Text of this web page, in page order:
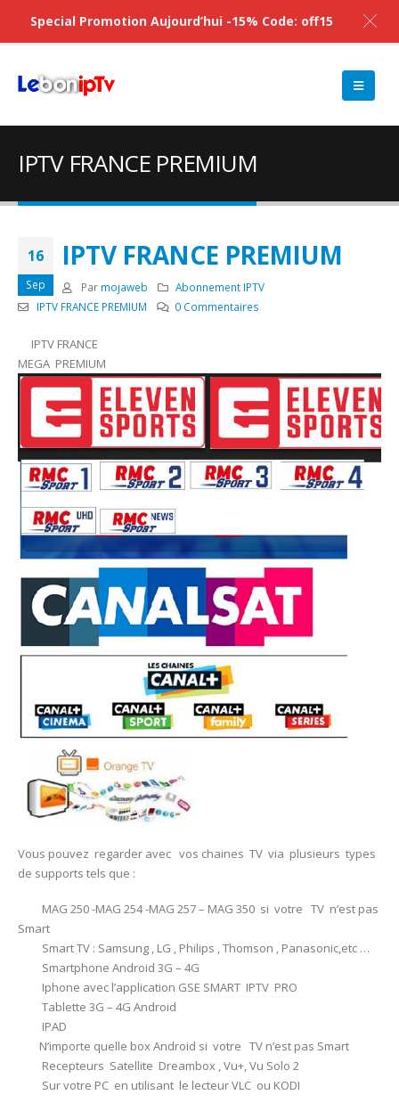
IPTV FRANCE PREMIUM
16
Sep
IPTV FRANCE PREMIUM
Par mojaweb
Abonnement IPTV
IPTV FRANCE PREMIUM
0 Commentaires
IPTV FRANCE
MEGA PREMIUM
Vous pouvez regarder avec vos chaines TV via plusieurs types
de supports tels que :
MAG 250 -MAG 254 -MAG 257 – MAG 350 si votre TV n’est pas
Smart
Smart TV : Samsung , LG , Philips , Thomson , Panasonic,etc …
Smartphone Android 3G – 4G
Iphone avec l’application GSE SMART IPTV PRO
Tablette 3G – 4G Android
IPAD
N’importe quelle box Android si votre TV n’est pas Smart
Recepteurs Satellite Dreambox , Vu+, Vu Solo 2
Sur votre PC en utilisant le lecteur VLC ou KODI
Special Promotion Aujourd’hui -15% Code: off15